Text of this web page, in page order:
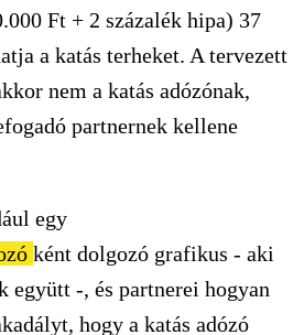
Ft + 2 százalék hipa) 37
a katás terheket. A tervezett
nem a katás adózónak,
partnernek kellene
egy
ként dolgozó grafikus - aki
együtt -, és partnerei hogyan
hogy a katás adózó